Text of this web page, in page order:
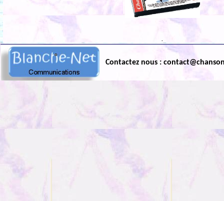
Contactez nous :